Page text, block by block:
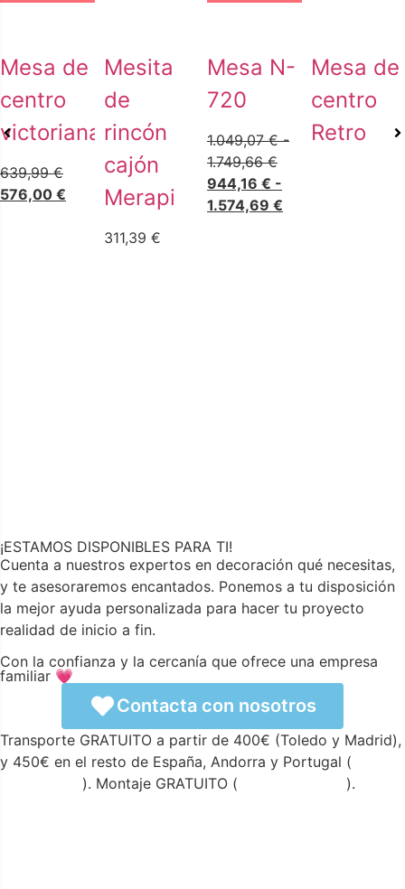
Mesa de
centro
victoriana
639,99€
576,00 €
Mesita
de
rincón
cajón
Merapi
311,39 €
Mesa N-
720
1.049,07€ -
1.749,66€
944,16 € -
1.574,69 €
Mesa de
centro
Retro
¡ESTAMOS DISPONIBLES PARA TI!
Cuenta a nuestros expertos en decoración qué necesitas,
y te asesoraremos encantados. Ponemos a tu disposición
la mejor ayuda personalizada para hacer tu proyecto
realidad de inicio a fin.
Con la confianza y la cercanía que ofrece una empresa
familiar 💗
Contacta con nosotros
Transporte GRATUITO a partir de 400€ (Toledo y Madrid),
y 450€ en el resto de España, Andorra y Portugal (
). Montaje GRATUITO ( ).